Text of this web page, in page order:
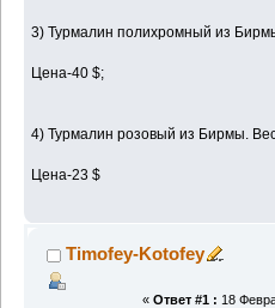
3) Турмалин полихромный из
Цена-40 $;
4) Турмалин розовый из Бирмы.
Цена-23 $
Timofey-Kotofey
« Ответ #1 : 18